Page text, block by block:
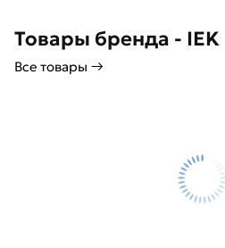
Товары бренда - IEK
Все товары →